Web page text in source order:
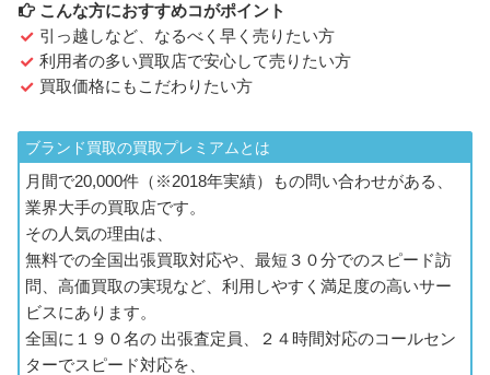
こんな方におすすめコがポイント
引っ越しなど、なるべく早く売りたい方
利用者の多い買取店で安心して売りたい方
買取価格にもこだわりたい方
ブランド買取の買取プレミアムとは
月間で20,000件（※2018年実績）もの問い合わせがある、
業界大手の買取店です。
その人気の理由は、
無料での全国出張買取対応や、最短３０分でのスピード訪
問、高価買取の実現など、利用しやすく満足度の高いサー
ビスにあります。
全国に１９０名の 出張査定員、２４時間対応のコールセン
ターでスピード対応を、